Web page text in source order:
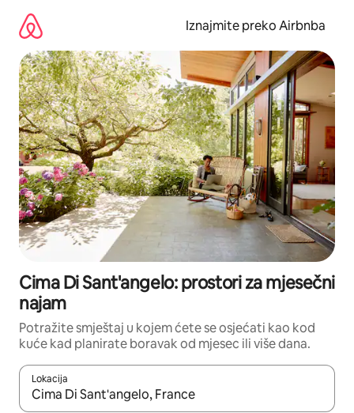
sadržaj
Iznajmite preko Airbnba
Cima Di Sant'angelo: prostori za mjesečni
najam
Potražite smještaj u kojem ćete se osjećati kao kod
kuće kad planirate boravak od mjesec ili više dana.
Lokacija
Kada budu dostupni rezultati, moći ćete ih pregledati